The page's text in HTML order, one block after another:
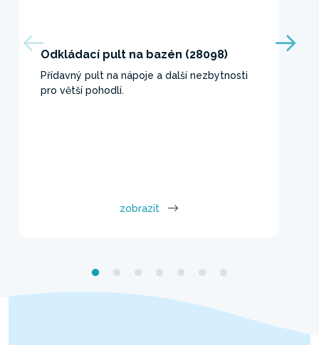
Odkládací pult na bazén (28098)
Přídavný pult na nápoje a další nezbytnosti
pro větší pohodlí.
zobrazit